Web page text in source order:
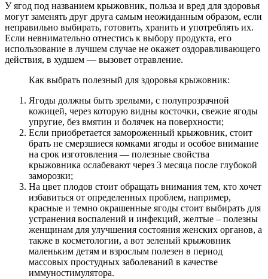
У ягод под названием крыжовник, польза и вред для здоровья
могут заменять друг друга самым неожиданным образом, если
неправильно выбирать, готовить, хранить и употреблять их.
Если невнимательно отнестись к выбору продукта, его
использование в лучшем случае не окажет оздоравливающего
действия, в худшем — вызовет отравление.
Как выбрать полезный для здоровья крыжовник:
Ягоды должны быть зрелыми, с полупрозрачной
кожицей, через которую видны косточки, свежие ягоды
упругие, без вмятин и болячек на поверхности;
Если приобретается замороженный крыжовник, стоит
брать не смерзшиеся комками ягоды и особое внимание
на срок изготовления — полезные свойства
крыжовника ослабевают через 3 месяца после глубокой
заморозки;
На цвет плодов стоит обращать внимания тем, кто хочет
избавиться от определенных проблем, например,
красные и темно окрашенные ягоды стоит выбирать для
устранения воспалений и инфекций, желтые – полезны
женщинам для улучшения состояния женских органов, а
также в косметологии, а вот зеленый крыжовник
маленьким детям и взрослым полезен в период
массовых простудных заболеваний в качестве
иммуностимулятора.